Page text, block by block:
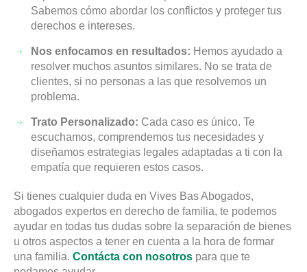
Sabemos cómo abordar los conflictos y proteger tus
derechos e intereses.
Nos enfocamos en resultados: Hemos ayudado a
resolver muchos asuntos similares. No se trata de
clientes, si no personas a las que resolvemos un
problema.
Trato Personalizado: Cada caso es único. Te
escuchamos, comprendemos tus necesidades y
diseñamos estrategias legales adaptadas a ti con la
empatía que requieren estos casos.
Si tienes cualquier duda en Vives Bas Abogados,
abogados expertos en derecho de familia, te podemos
ayudar en todas tus dudas sobre la separación de bienes
u otros aspectos a tener en cuenta a la hora de formar
una familia. Contácta con nosotros para que te